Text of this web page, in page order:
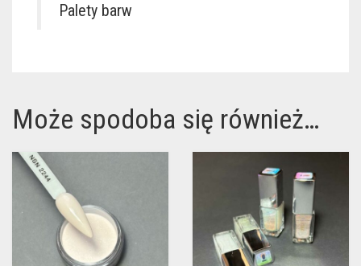
Palety barw
Może spodoba się również…